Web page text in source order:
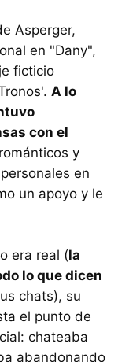
Asperger,
en "Dany",
ficticio
A lo
con el
y
en
un apoyo y le
era real (la
lo que dicen
chats), su
el punto de
chateaba
abandonando